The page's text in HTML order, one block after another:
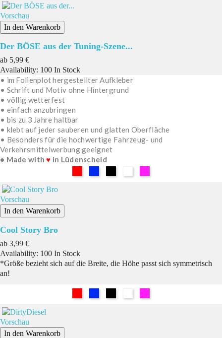
Vorschau
In den Warenkorb
Der BÖSE aus der Tuning-Szene...
ab Preis
5,99 €
Availability: 100 In Stock
• im Folienplot hergestellter Aufkleber
• Schrift und Motiv ohne Hintergrund
• völlig wetterfest
• einfach anzubringen
• bis zu 3 Jahre haltbar
• klebt auf jeder sauberen und glatten Oberfläche
• Besonders für die hochwertige Fahrzeug- und
Verkehrsmittelwerbung geeignet
• Made with♥ in Lüdenscheid
Vorschau
In den Warenkorb
Cool Story Bro
ab Preis
3,99 €
Availability: 100 In Stock
*Größe bezieht sich auf die Breite, die Höhe passt sich symmetrisch
an!
Vorschau
In den Warenkorb